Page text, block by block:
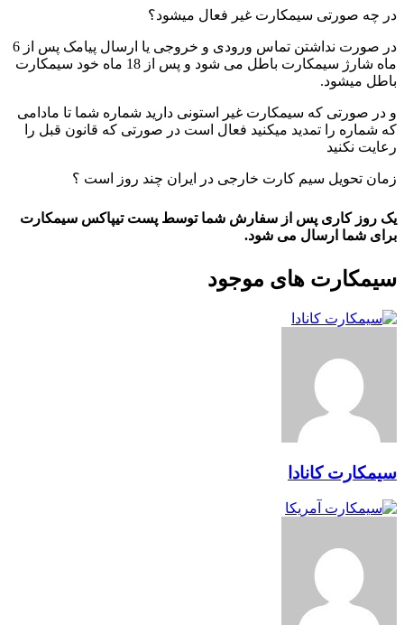
در چه صورتی سیمکارت غیر فعال میشود؟
در صورت نداشتن تماس ورودی و خروجی یا ارسال پیامک پس از 6
ماه شارژ سیمکارت باطل می شود و پس از 18 ماه خود سیمکارت
باطل میشود.
و در صورتی که سیمکارت غیر استونی دارید شماره شما تا مادامی
که شماره را تمدید میکنید فعال است در صورتی که قانون قبل را
رعایت نکنید
زمان تحویل سیم کارت خارجی در ایران چند روز است ؟
یک روز کاری پس از سفارش شما توسط پست تیپاکس سیمکارت
برای شما ارسال می شود.
سیمکارت های موجود
سیمکارت کانادا